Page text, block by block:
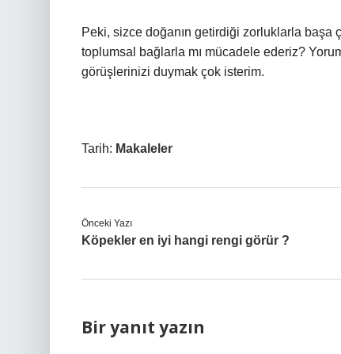
Peki, sizce doğanın getirdiği zorluklarla başa
toplumsal bağlarla mı mücadele ederiz?
görüşlerinizi duymak çok isterim.
Tarih: Makaleler
Önceki Yazı
Köpekler en iyi hangi rengi görür ?
Bir yanıt yazın